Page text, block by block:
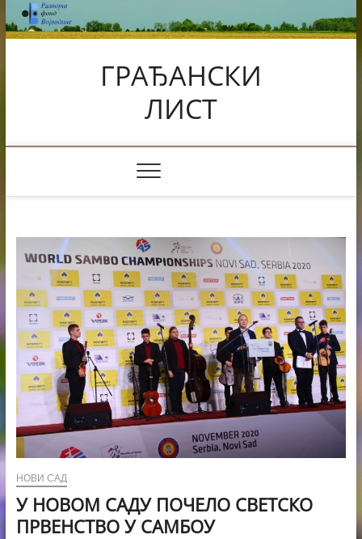
Skip
to
content
ГРАЂАНСКИ
ЛИСТ
НОВИ САД
У НОВОМ САДУ ПОЧЕЛО СВЕТСКО
ПРВЕНСТВО У САМБОУ